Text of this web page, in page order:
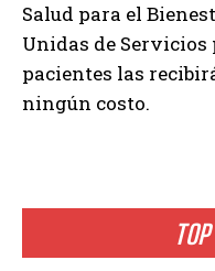
Salud para el
Unidas de Servicios
pacientes las
ningún costo.